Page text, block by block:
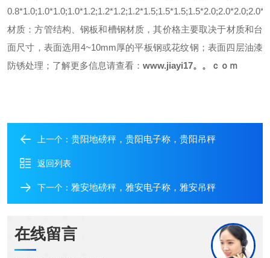
材质：方管结构、钢板和槽钢材质，其价格主要取决于材质和台
面尺寸，表面选用4~10mm厚的平板钢或花纹钢；表面四层油漆
防锈处理； 了解更多信息请查看： www.jiayi17。。ｃｏｍ
上一个： 贵阳地磅秤，贵阳电子称，贵阳吊秤
返回列表
下一个： 雅安地磅秤，雅安电子称，雅安吊秤
在线留言